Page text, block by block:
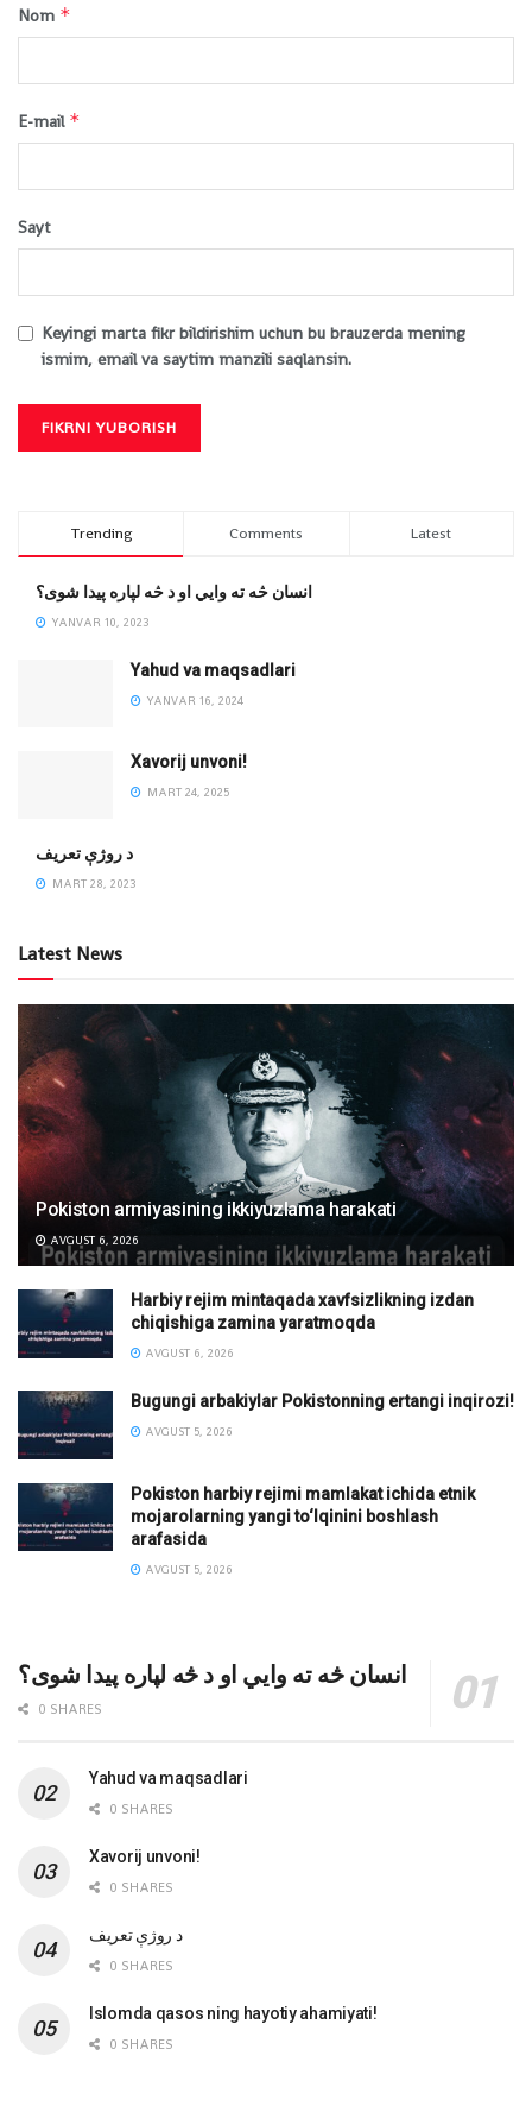
Nom *
E-mail *
Sayt
Keyingi marta fikr bildirishim uchun bu brauzerda mening
ismim, email va saytim manzili saqlansin.
Trending Comments Latest
انسان څه ته وایي او د څه لپاره پیدا شوی؟
YANVAR 10, 2023
Yahud va maqsadlari
YANVAR 16, 2024
Xavorij unvoni!
MART 24, 2025
‌د روژې تعریف
MART 28, 2023
Latest News
Pokiston armiyasining ikkiyuzlama harakati
AVGUST 6, 2026
Harbiy rejim mintaqada xavfsizlikning izdan
chiqishiga zamina yaratmoqda
AVGUST 6, 2026
Bugungi arbakiylar Pokistonning ertangi inqirozi!
AVGUST 5, 2026
Pokiston harbiy rejimi mamlakat ichida etnik
mojarolarning yangi to‘lqinini boshlash
arafasida
AVGUST 5, 2026
انسان څه ته وایي او د څه لپاره پیدا شوی؟
0 SHARES
Yahud va maqsadlari
0 SHARES
Xavorij unvoni!
0 SHARES
‌د روژې تعریف
0 SHARES
Islomda qasos ning hayotiy ahamiyati!
0 SHARES